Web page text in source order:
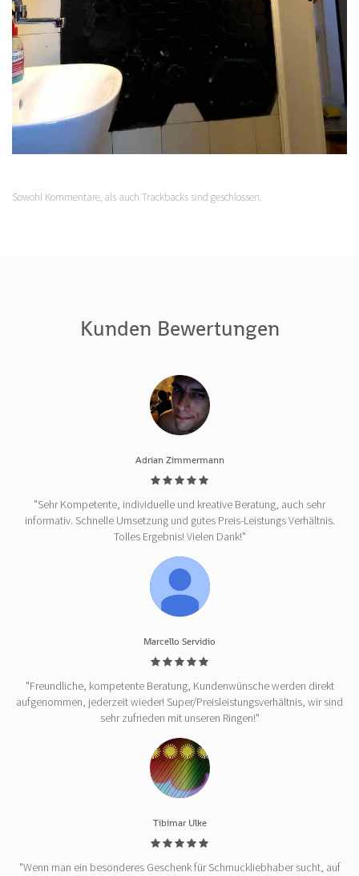
Sowohl Kommentare, als auch Trackbacks sind geschlossen.
Kunden Bewertungen
Adrian Zimmermann
"Sehr Kompetente, individuelle und kreative Beratung, auch sehr
informativ. Schnelle Umsetzung und gutes Preis-Leistungs Verhältnis.
Tolles Ergebnis! Vielen Dank!"
Marcello Servidio
"Freundliche, kompetente Beratung, Kundenwünsche werden direkt
aufgenommen, jederzeit wieder! Super/Preisleistungsverhältnis, wir sind
sehr zufrieden mit unseren Ringen!"
Tibimar Ulke
"Wenn man ein besonderes Geschenk für Schmuckliebhaber sucht, auf